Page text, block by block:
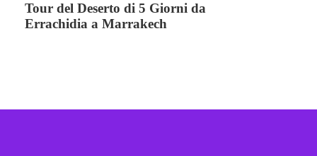
Tour del Deserto di 5 Giorni da
Errachidia a Marrakech